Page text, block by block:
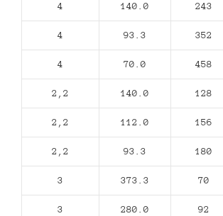
4 140.0 243
4 93.3 352
4 70.0 458
2,2 140.0 128
2,2 112.0 156
2,2 93.3 180
3 373.3 70
3 280.0 92